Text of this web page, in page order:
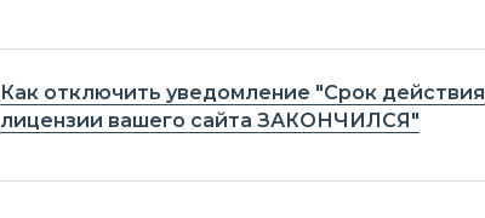
Как отключить уведомление "Срок действия
лицензии вашего сайта ЗАКОНЧИЛСЯ"